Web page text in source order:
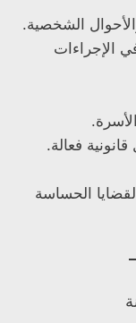
الشخصية.
الإجراءات
فعالة.
الحساسة